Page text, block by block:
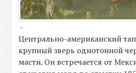
-
Центрально-американский
крупный зверь однотонной
масти. Он встречается от